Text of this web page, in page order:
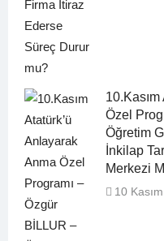
Özel
Öğretim
İnkilap
Merkezi
10